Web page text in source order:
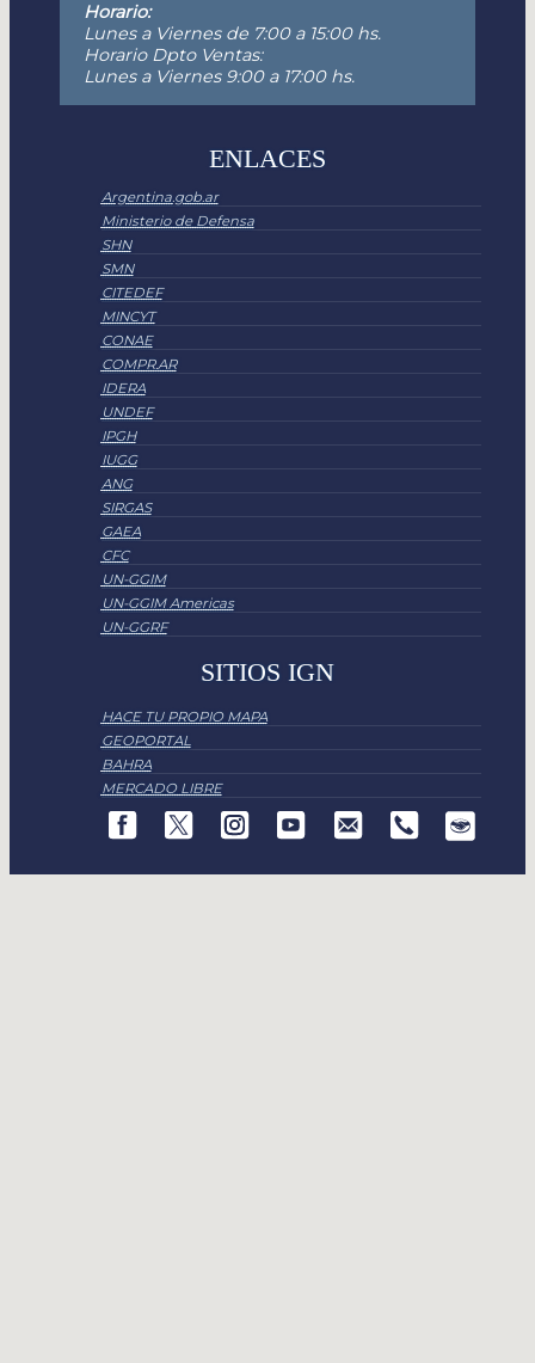
Horario:
Lunes a Viernes de 7:00 a 15:00 hs.
Horario Dpto Ventas:
Lunes a Viernes 9:00 a 17:00 hs.
ENLACES
Argentina.gob.ar
Ministerio de Defensa
SHN
SMN
CITEDEF
MINCYT
CONAE
COMPR.AR
IDERA
UNDEF
IPGH
IUGG
ANG
SIRGAS
GAEA
CFC
UN-GGIM
UN-GGIM Americas
UN-GGRF
SITIOS IGN
HACE TU PROPIO MAPA
GEOPORTAL
BAHRA
MERCADO LIBRE